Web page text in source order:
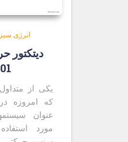
انرژی سبز
دیتکتور
یکی از
که امروزه
عنوان
مورد